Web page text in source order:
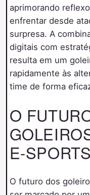
aprimorando
enfrentar desde
surpresa. A
digitais com
resulta em um
rapidamente às
time de forma
O
E-SPORTS
O futuro dos